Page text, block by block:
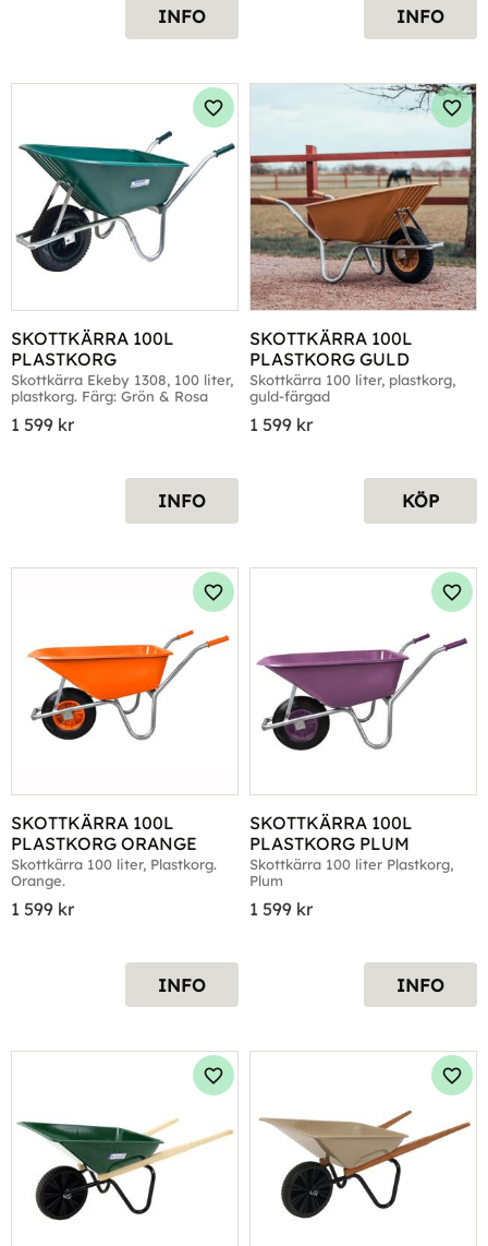
INFO INFO
SKOTTKÄRRA 100L
PLASTKORG
Skottkärra Ekeby 1308, 100 liter,
plastkorg. Färg: Grön & Rosa
1 599 kr
Lägg till i favoriter
INFO
SKOTTKÄRRA 100L
PLASTKORG GULD
Skottkärra 100 liter, plastkorg,
guld-färgad
1 599 kr
KÖP
SKOTTKÄRRA 100L
PLASTKORG ORANGE
Skottkärra 100 liter, Plastkorg.
Orange.
1 599 kr
Lägg till i favoriter
INFO
SKOTTKÄRRA 100L
PLASTKORG PLUM
Skottkärra 100 liter Plastkorg,
Plum
1 599 kr
INFO
Lägg till i favoriter